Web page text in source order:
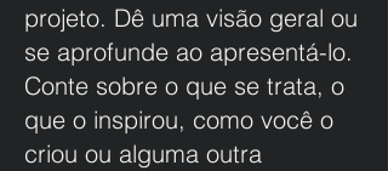
projeto. Dê uma visão geral ou
se aprofunde ao apresentá-lo.
Conte sobre o que se trata, o
que o inspirou, como você o
criou ou alguma outra